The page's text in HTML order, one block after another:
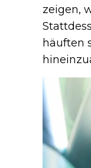
zeigen,
häuften